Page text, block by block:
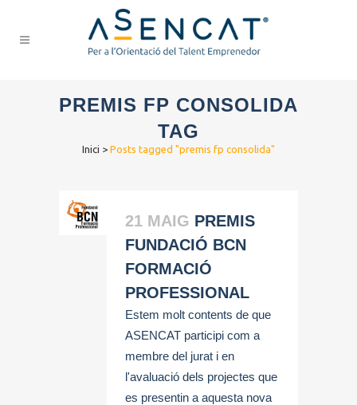
PREMIS FP CONSOLIDA
TAG
Inici > Posts tagged "premis fp consolida"
21 MAIG PREMIS
FUNDACIÓ BCN
FORMACIÓ
PROFESSIONAL
Estem molt contents de que
ASENCAT participi com a
membre del jurat i en
l'avaluació dels projectes que
es presentin a aquesta nova